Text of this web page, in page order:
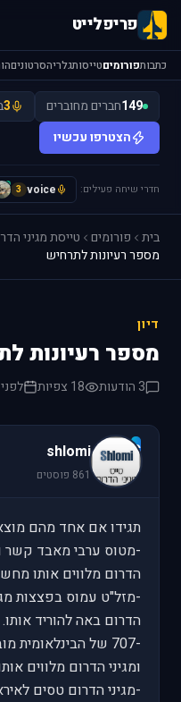
פריפלייט
כתבותפורומיםטייסותגלריהסרטונים
149חברים מחוברים 3
הצטרפו עכשיו
חדרי שיחה פעילים: voice
3
H
בית פורומים
טייסת מגיני
מספר רעיונות לתרחיש
דיון
מספר רעיונות
3 הודעות 18 צפיות לפני 19 שנים
s
shlomi
861 פוסטים
תגידו אם אחד מהם
-מטוס ערבי מאבד קשר
הדרום מלווים אותו
-מזל"ט עמוס בפצצות
הדרום באה להוריד אותו.
-707 של הבינלאומית
ומגיני הדרום מלווים
-מגיני הדרום טסים